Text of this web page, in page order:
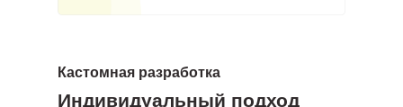
Единообразие информации в обоих системах
Кастомная разработка
Индивидуальный подход